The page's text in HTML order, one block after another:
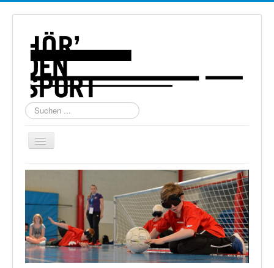
Suchen
...
Navigation
Home
Über uns
Torball
Schießen
Schi Alpin